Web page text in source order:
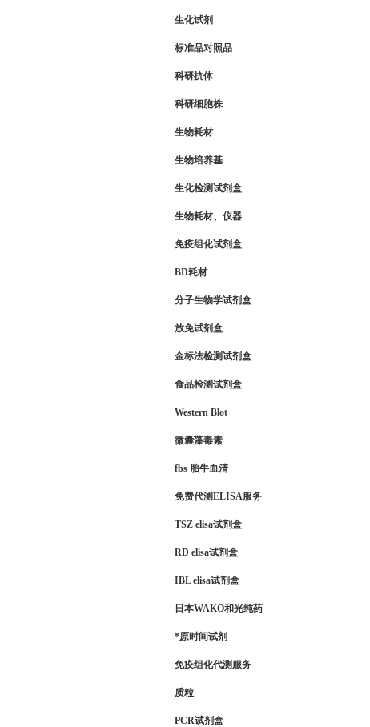
生化试剂
标准品对照品
科研抗体
科研细胞株
生物耗材
生物培养基
生化检测试剂盒
生物耗材、仪器
免疫组化试剂盒
BD耗材
分子生物学试剂盒
放免试剂盒
金标法检测试剂盒
食品检测试剂盒
Western Blot
微囊藻毒素
fbs 胎牛血清
免费代测ELISA服务
TSZ elisa试剂盒
RD elisa试剂盒
IBL elisa试剂盒
日本WAKO和光纯药
*原时间试剂
免疫组化代测服务
质粒
PCR试剂盒